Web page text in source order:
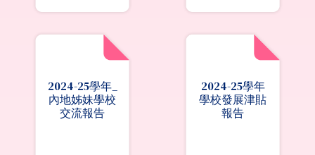
2024-25學年_
內地姊妹學校
交流報告
2024-25學年
學校發展津貼
報告